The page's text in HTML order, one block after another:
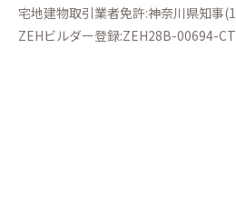
宅地建物取引業者免許:神奈川県知事
ZEHビルダー登録:ZEH28B-00694-